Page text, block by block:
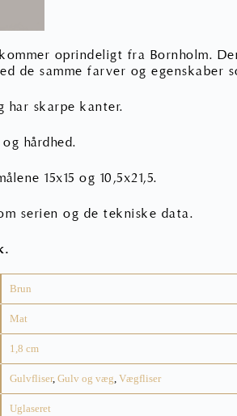
oprindeligt fra Bornholm.
de samme farver og egenskaber
har skarpe kanter.
hårdhed.
15x15 og 10,5x21,5.
serien og de tekniske data.
Brun
Mat
1,8 cm
Gulvfliser, Gulv og væg, Vægfliser
Uglaseret